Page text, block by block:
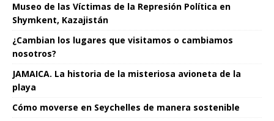
Museo de las Víctimas de la Represión Política en
Shymkent, Kazajistán
¿Cambian los lugares que visitamos o cambiamos
nosotros?
JAMAICA. La historia de la misteriosa avioneta de la
playa
Cómo moverse en Seychelles de manera sostenible